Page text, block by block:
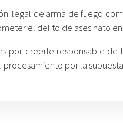
ilegal de arma de fuego
el delito de asesinato
por creerle responsable
por la